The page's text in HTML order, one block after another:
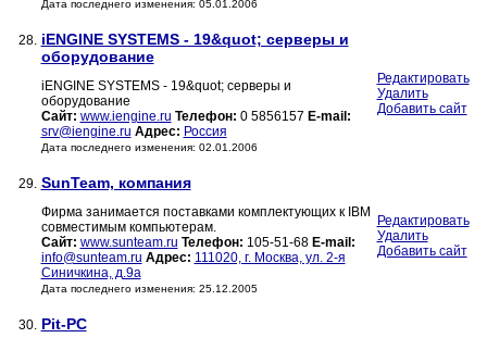
Дата последнего изменения: 05.01.2006
28. iENGINE SYSTEMS - 19&quot; серверы и
оборудование
iENGINE SYSTEMS - 19&quot; серверы и
оборудование
Сайт: www.iengine.ru Телефон: 0 5856157 E-mail:
srv@iengine.ru Адрес: Россия
Дата последнего изменения: 02.01.2006
Редактировать
Удалить
Добавить сайт
29. SunTeam, компания
Фирма занимается поставками комплектующих к IBM
совместимым компьютерам.
Сайт: www.sunteam.ru Телефон: 105-51-68 E-mail:
info@sunteam.ru Адрес: 111020, г. Москва, ул. 2-я
Синичкина, д.9а
Дата последнего изменения: 25.12.2005
Редактировать
Удалить
Добавить сайт
30. Pit-PC